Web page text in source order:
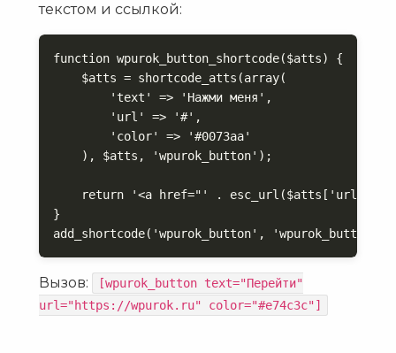
текстом и ссылкой:
function wpurok_button_shortcode($atts) {
    $atts = shortcode_atts(array(
        'text' => 'Нажми меня',
        'url' => '#',
        'color' => '#0073aa'
    ), $atts, 'wpurok_button');
return '<a href="' . esc_url($atts['url'])
}
add_shortcode('wpurok_button',
Вызов:
[wpurok_button text="Перейти"
url="https://wpurok.ru" color="#e74c3c"]